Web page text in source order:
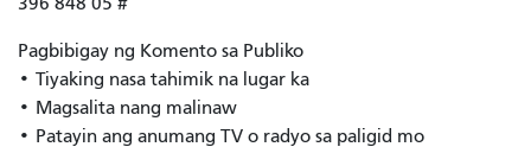
Pagbibigay ng Komento sa Publiko
• Tiyaking nasa tahimik na lugar ka
• Magsalita nang malinaw
• Patayin ang anumang TV o radyo sa paligid mo